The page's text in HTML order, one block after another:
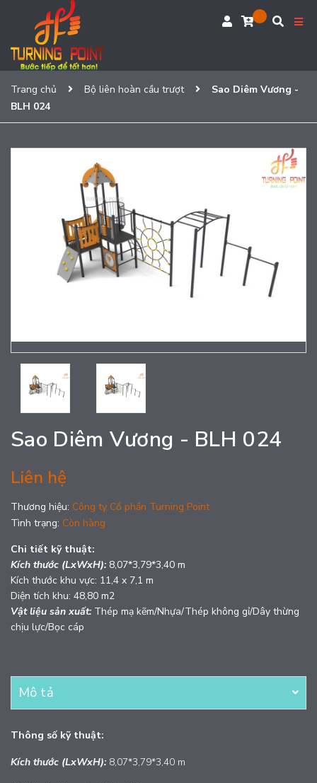
Trang chủ Bộ liên hoàn cầu trượt
Sao Diêm Vương -
BLH 024
Sao Diêm Vương - BLH 024
Liên hệ
Thương hiệu: Công ty Cổ phần Turning Point
Tình trạng: Còn hàng
Chi tiết kỹ thuật:
Kích thước (LxWxH):8,07*3,79*3,40 m
Kích thước khu vực: 11,4 x 7,1 m
Diện tích khu: 48,80 m2
Vật liệu sản xuất: Thép mạ kẽm/Nhựa/Thép không gỉ/Dây thừng
chịu lực/Bọc cáp
Mô tả
Thông số kỹ thuật:
Kích thước (LxWxH): 8,07*3,79*3,40 m